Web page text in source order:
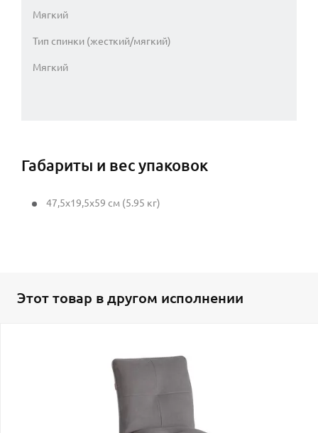
Мягкий
Тип спинки (жесткий/мягкий)
Мягкий
Габариты и вес упаковок
47,5x19,5x59 см (5.95 кг)
Этот товар в другом исполнении